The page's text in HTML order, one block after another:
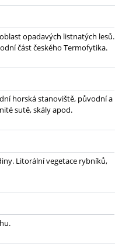
opadavých listnatých lesů.
část českého Termofytika.
horská stanoviště, původní a
sutě, skály apod.
Litorální vegetace rybníků,